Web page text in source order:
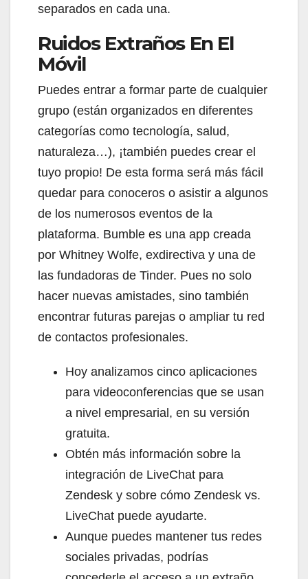
separados en cada una.
Ruidos Extraños En El
Móvil
Puedes entrar a formar parte de cualquier
grupo (están organizados en diferentes
categorías como tecnología, salud,
naturaleza…), ¡también puedes crear el
tuyo propio! De esta forma será más fácil
quedar para conoceros o asistir a algunos
de los numerosos eventos de la
plataforma. Bumble es una app creada
por Whitney Wolfe, exdirectiva y una de
las fundadoras de Tinder. Pues no solo
hacer nuevas amistades, sino también
encontrar futuras parejas o ampliar tu red
de contactos profesionales.
Hoy analizamos cinco aplicaciones
para videoconferencias que se usan
a nivel empresarial, en su versión
gratuita.
Obtén más información sobre la
integración de LiveChat para
Zendesk y sobre cómo Zendesk vs.
LiveChat puede ayudarte.
Aunque puedes mantener tus redes
sociales privadas, podrías